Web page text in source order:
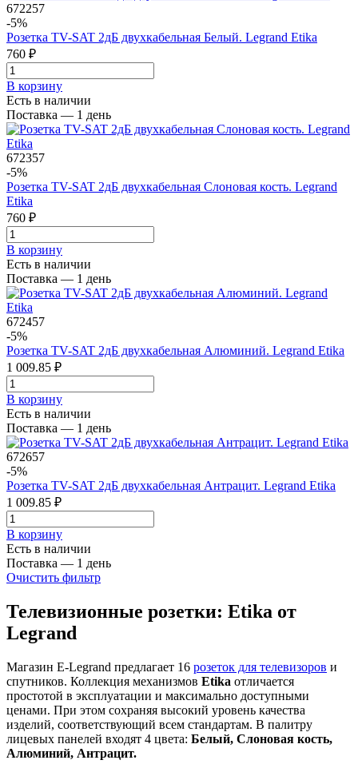
672257
-5%
Розетка TV-SAT 2дБ двухкабельная Белый. Legrand Etika
760 ₽
В корзинy
Есть в наличии
Поставка — 1 день
672357
-5%
Розетка TV-SAT 2дБ двухкабельная Слоновая кость. Legrand
Etika
760 ₽
В корзинy
Есть в наличии
Поставка — 1 день
672457
-5%
Розетка TV-SAT 2дБ двухкабельная Алюминий. Legrand Etika
1 009.85 ₽
В корзинy
Есть в наличии
Поставка — 1 день
672657
-5%
Розетка TV-SAT 2дБ двухкабельная Антрацит. Legrand Etika
1 009.85 ₽
В корзинy
Есть в наличии
Поставка — 1 день
Очистить фильтр
Телевизионные розетки: Etika от
Legrand
Магазин E-Legrand предлагает 16 розеток для телевизоров и
спутников. Коллекция механизмов Etika отличается
простотой в эксплуатации и максимально доступными
ценами. При этом сохраняя высокий уровень качества
изделий, соответствующий всем стандартам. В палитру
лицевых панелей входят 4 цвета: Белый, Слоновая кость,
Алюминий, Антрацит.